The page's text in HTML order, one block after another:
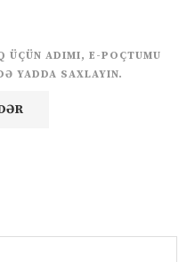
ÜÇÜN ADIMI, E-POÇTUMU
YADDA SAXLAYIN.